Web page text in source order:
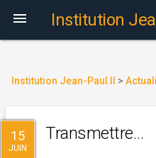
 Institution
Institution Jean-Paul II >
15
JUIN
Transmettre…